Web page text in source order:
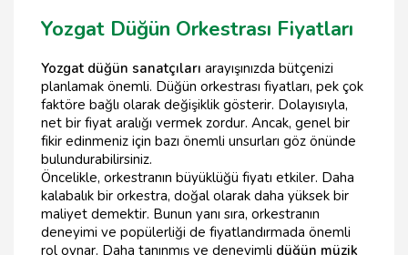
Yozgat Düğün Orkestrası Fiyatları
Yozgat düğün sanatçıları arayışınızda bütçenizi
planlamak önemli. Düğün orkestrası fiyatları, pek çok
faktöre bağlı olarak değişiklik gösterir. Dolayısıyla,
net bir fiyat aralığı vermek zordur. Ancak, genel bir
fikir edinmeniz için bazı önemli unsurları göz önünde
bulundurabilirsiniz.
Öncelikle, orkestranın büyüklüğü fiyatı etkiler. Daha
kalabalık bir orkestra, doğal olarak daha yüksek bir
maliyet demektir. Bunun yanı sıra, orkestranın
deneyimi ve popülerliği de fiyatlandırmada önemli
rol oynar. Daha tanınmış ve deneyimli düğün müzik